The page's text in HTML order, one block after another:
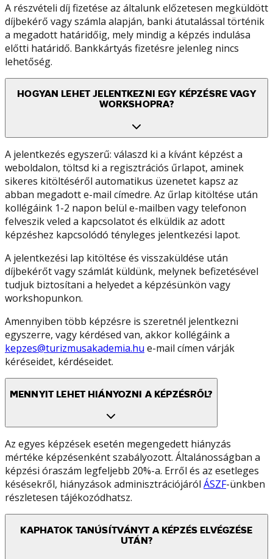
A részvételi díj fizetése az általunk előzetesen megküldött
díjbekérő vagy számla alapján, banki átutalással történik
a megadott határidőig, mely mindig a képzés indulása
előtti határidő. Bankkártyás fizetésre jelenleg nincs
lehetőség.
HOGYAN LEHET JELENTKEZNI EGY KÉPZÉSRE VAGY
WORKSHOPRA?
A jelentkezés egyszerű: válaszd ki a kívánt képzést a
weboldalon, töltsd ki a regisztrációs űrlapot, aminek
sikeres kitöltéséről automatikus üzenetet kapsz az
abban megadott e-mail címedre. Az űrlap kitöltése után
kollégáink 1-2 napon belül e-mailben vagy telefonon
felveszik veled a kapcsolatot és elküldik az adott
képzéshez kapcsolódó tényleges jelentkezési lapot.
A jelentkezési lap kitöltése és visszaküldése után
díjbekérőt vagy számlát küldünk, melynek befizetésével
tudjuk biztosítani a helyedet a képzésünkön vagy
workshopunkon.
Amennyiben több képzésre is szeretnél jelentkezni
egyszerre, vagy kérdésed van, akkor kollégáink a
kepzes@turizmusakademia.hu e-mail címen várják
kéréseidet, kérdéseidet.
MENNYIT LEHET HIÁNYOZNI A KÉPZÉSRŐL?
Az egyes képzések esetén megengedett hiányzás
mértéke képzésenként szabályozott. Általánosságban a
képzési óraszám legfeljebb 20%-a. Erről és az esetleges
késésekről, hiányzások adminisztrációjáról ÁSZF-ünkben
részletesen tájékozódhatsz.
KAPHATOK TANÚSÍTVÁNYT A KÉPZÉS ELVÉGZÉSE
UTÁN?